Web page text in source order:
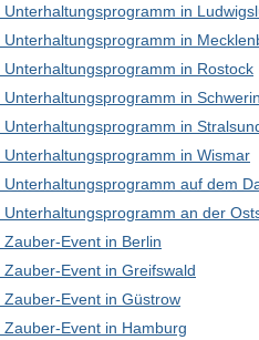
Unterhaltungsprogramm in
Unterhaltungsprogramm in
Unterhaltungsprogramm in Rostock
Unterhaltungsprogramm in
Unterhaltungsprogramm in
Unterhaltungsprogramm in Wismar
Unterhaltungsprogramm auf dem
Unterhaltungsprogramm an der
Zauber-Event in Berlin
Zauber-Event in Greifswald
Zauber-Event in Güstrow
Zauber-Event in Hamburg